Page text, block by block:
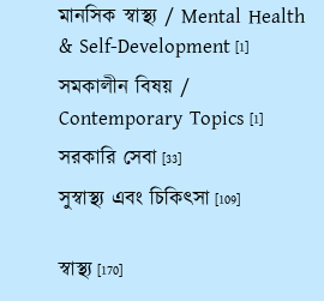
মানসিক স্বাস্থ্য / Mental Health
& Self-Development [1]
সমকালীন বিষয় /
Contemporary Topics [1]
সরকারি সেবা [33]
সুস্বাস্থ্য এবং চিকিৎসা [109]
স্বাস্থ্য [170]